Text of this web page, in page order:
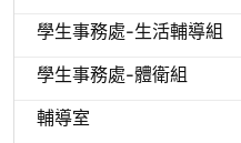
學生事務處-生活輔導組
學生事務處-體衛組
輔導室